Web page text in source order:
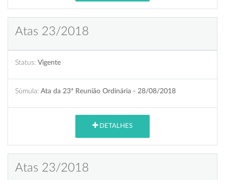
Atas 23/2018
Status: Vigente
Súmula: Ata da 23ª Reunião Ordinária - 28/08/2018
DETALHES
Atas 23/2018